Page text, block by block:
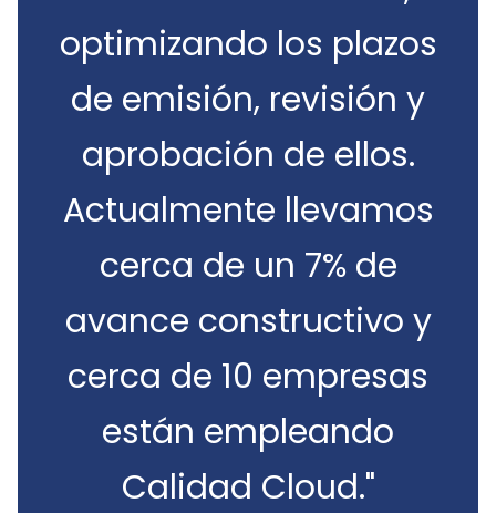
optimizando los plazos
de emisión, revisión y
aprobación de ellos.
Actualmente llevamos
cerca de un 7% de
avance constructivo y
cerca de 10 empresas
están empleando
Calidad Cloud."